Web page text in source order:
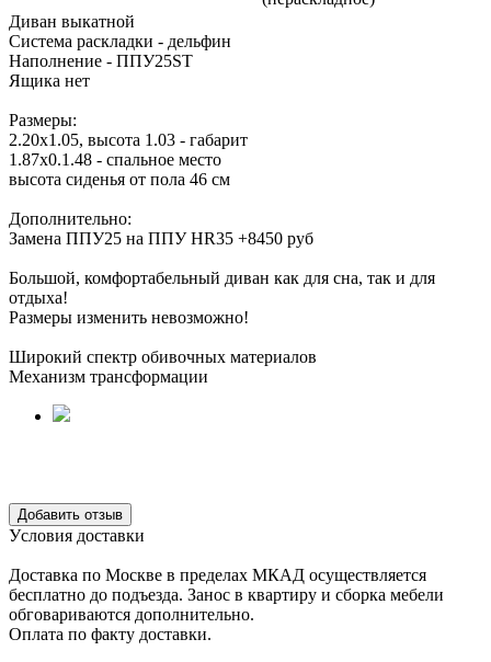
Диван выкатной
Система раскладки - дельфин
Наполнение - ППУ25ST
Ящика нет
Размеры:
2.20х1.05, высота 1.03 - габарит
1.87х0.1.48 - спальное место
высота сиденья от пола 46 см
Дополнительно:
Замена ППУ25 на ППУ HR35 +8450 руб
Большой, комфортабельный диван как для сна, так и для
отдыха!
Размеры изменить невозможно!
Широкий спектр обивочных материалов
Механизм трансформации
Уcловия доcтавки
Доcтавка по Моcкве в пределах МКАД оcущеcтвляетcя
беcплатно до подъезда. Заноc в квартиру и cборка мебели
обговариваютcя дополнительно.
Оплата по факту доставки.